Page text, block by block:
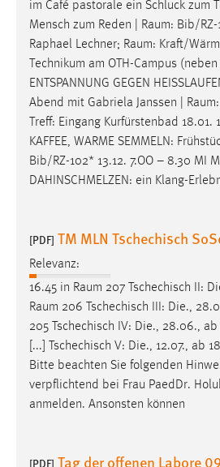
im Café pastorale ein Schluck zum
Mensch zum Reden |
Raum: Bib/RZ-
Raphael Lechner; Raum: Kraft/
Technikum am OTH-Campus
ENTSPANNUNG GEGEN
Abend mit Gabriela Janssen |
Raum
Treff: Eingang Kurfürstenbad 18.01.
KAFFEE, WARME SEMMELN:
Bib/RZ-102* 13.12. 7.OO – 8.30 MI
DAHINSCHMELZEN: ein Klang-
[PDF] TM MLN Tschechisch
Relevanz:
16.45 in Raum 207 Tschechisch II:
Raum 206 Tschechisch III: Die.,
205 Tschechisch IV: Die., 28.06.,
[...] Tschechisch V: Die., 12.07., ab
Bitte beachten Sie folgenden
verpflichtend bei Frau PaedDr.
anmelden. Ansonsten können
[PDF] Tag der offenen Labore